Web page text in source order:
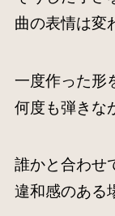
曲の表情は変
一度作った形
何度も弾きな
誰かと合わせ
違和感のある